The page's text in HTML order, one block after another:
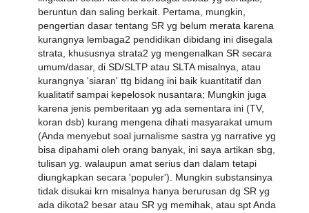
beruntun dan saling berkait. Pertama, mungkin,
pengertian dasar tentang SR yg belum merata karena
kurangnya lembaga2 pendidikan dibidang ini disegala
strata, khususnya strata2 yg mengenalkan SR secara
umum/dasar, di SD/SLTP atau SLTA misalnya, atau
kurangnya 'siaran' ttg bidang ini baik kuantitatif dan
kualitatif sampai kepelosok nusantara; Mungkin juga
karena jenis pemberitaan yg ada sementara ini (TV,
koran dsb) kurang mengena dihati masyarakat umum
(Anda menyebut soal jurnalisme sastra yg narrative yg
bisa dipahami oleh orang banyak, ini saya artikan sbg,
tulisan yg. walaupun amat serius dan dalam tetapi
diungkapkan secara 'populer'). Mungkin substansinya
tidak disukai krn misalnya hanya berurusan dg SR yg
ada dikota2 besar atau SR yg memihak, atau spt Anda